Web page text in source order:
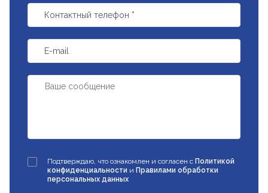
Контактный телефон *
E-mail
Подтверждаю, что ознакомлен и согласен с Политикой
конфиденциальности и Правилами обработки
персональных данных